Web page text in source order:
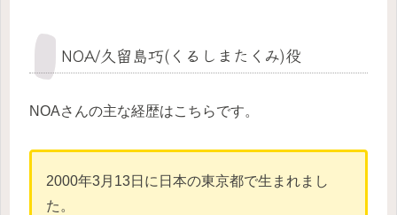
NOA/久留島巧(くるしまたくみ)役
NOAさんの主な経歴はこちらです。
2000年3月13日に日本の東京都で生まれまし
た。